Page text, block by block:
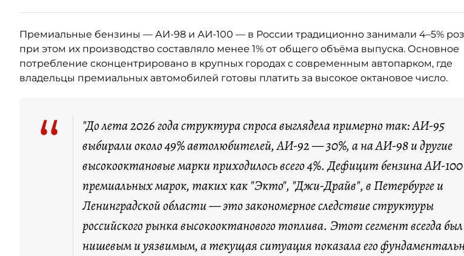
Премиальные бензины — АИ-98 и АИ-100 — в России традиционно занимали 4–5%
при этом их производство составляло менее 1% от общего объёма выпуска. Основное
потребление сконцентрировано в крупных городах с современным автопарком, где
владельцы премиальных автомобилей готовы платить за высокое октановое число.
“
"До лета 2026 года структура спроса выглядела примерно так: АИ-95
выбирали около 49% автолюбителей, АИ-92 — 30%, а на АИ-98 и другие
высокооктановые марки приходилось всего 4%. Дефицит бензина АИ-
премиальных марок, таких как "Экто", "Джи-Драйв", в Петербурге и
Ленинградской области — это закономерное следствие структуры
российского рынка высокооктанового топлива. Этот сегмент всегда был
нишевым и уязвимым, а текущая ситуация показала его